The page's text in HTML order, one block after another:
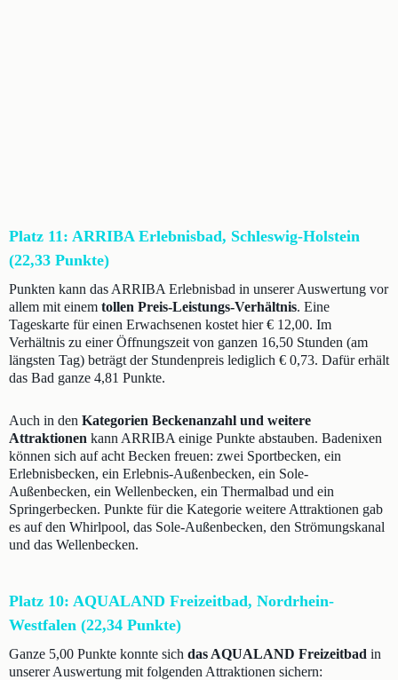
Platz 11: ARRIBA Erlebnisbad, Schleswig-Holstein
(22,33 Punkte)
Punkten kann das ARRIBA Erlebnisbad in unserer Auswertung vor
allem mit einem tollen Preis-Leistungs-Verhältnis. Eine
Tageskarte für einen Erwachsenen kostet hier € 12,00. Im
Verhältnis zu einer Öffnungszeit von ganzen 16,50 Stunden (am
längsten Tag) beträgt der Stundenpreis lediglich € 0,73. Dafür erhält
das Bad ganze 4,81 Punkte.
Auch in den Kategorien Beckenanzahl und weitere
Attraktionen kann ARRIBA einige Punkte abstauben. Badenixen
können sich auf acht Becken freuen: zwei Sportbecken, ein
Erlebnisbecken, ein Erlebnis-Außenbecken, ein Sole-
Außenbecken, ein Wellenbecken, ein Thermalbad und ein
Springerbecken. Punkte für die Kategorie weitere Attraktionen gab
es auf den Whirlpool, das Sole-Außenbecken, den Strömungskanal
und das Wellenbecken.
Platz 10: AQUALAND Freizeitbad, Nordrhein-
Westfalen (22,34 Punkte)
Ganze 5,00 Punkte konnte sich das AQUALAND Freizeitbad in
unserer Auswertung mit folgenden Attraktionen sichern: